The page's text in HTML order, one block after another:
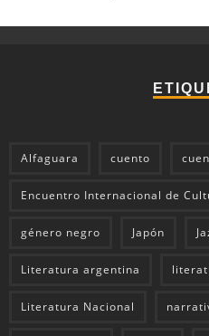
Alfaguara cuento
Encuentro Internacional de
género negro Japón
Literatura argentina
Literatura Nacional